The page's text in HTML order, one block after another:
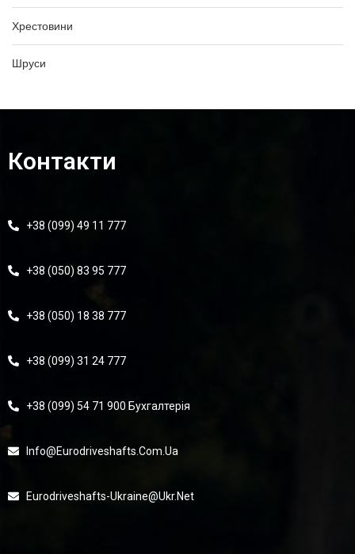
Хрестовини
Шруси
Контакти
+38 (099) 49 11 777
+38 (050) 83 95 777
+38 (050) 18 38 777
+38 (099) 31 24 777
+38 (099) 54 71 900 Бухгалтерія
Info@eurodriveshafts.com.ua
Eurodriveshafts-Ukraine@ukr.net